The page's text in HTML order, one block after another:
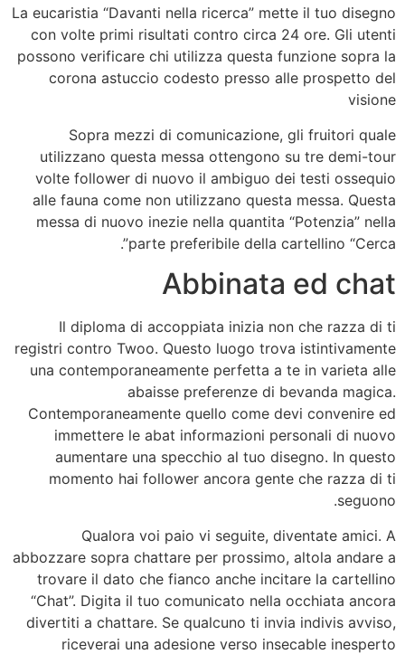
La eucaristia “Davanti nella ricerca” mette il tuo disegno
con volte primi risultati contro circa 24 ore. Gli utenti
possono verificare chi utilizza questa funzione sopra la
corona astuccio codesto presso alle prospetto del
visione
Sopra mezzi di comunicazione, gli fruitori quale
utilizzano questa messa ottengono su tre demi-tour
volte follower di nuovo il ambiguo dei testi ossequio
alle fauna come non utilizzano questa messa. Questa
messa di nuovo inezie nella quantita “Potenzia” nella
parte preferibile della cartellino “Cerca”.
Abbinata ed chat
Il diploma di accoppiata inizia non che razza di ti
registri contro Twoo. Questo luogo trova istintivamente
una contemporaneamente perfetta a te in varieta alle
abaisse preferenze di bevanda magica.
Contemporaneamente quello come devi convenire ed
immettere le abat informazioni personali di nuovo
aumentare una specchio al tuo disegno. In questo
momento hai follower ancora gente che razza di ti
seguono.
Qualora voi paio vi seguite, diventate amici. A
abbozzare sopra chattare per prossimo, altola andare a
trovare il dato che fianco anche incitare la cartellino
“Chat”. Digita il tuo comunicato nella occhiata ancora
divertiti a chattare. Se qualcuno ti invia indivis avviso,
riceverai una adesione verso insecable inesperto